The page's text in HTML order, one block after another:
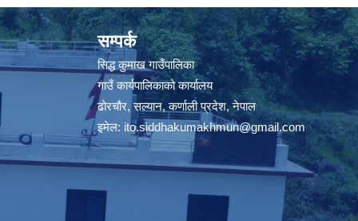
सम्पर्क
सिद्ध कुमाख गाउँपालिका
गाउँ कार्यपालिकाको कार्यालय
ढोरचौर, सल्यान, कर्णाली प्रदेश, नेपाल
इमेल: ito.siddhakumakhmun@gmail.com